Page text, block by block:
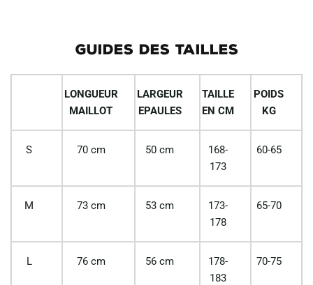
GUIDES DES TAILLES
LONGUEUR
MAILLOT
LARGEUR
EPAULES
TAILLE
EN CM
POIDS
KG
S 70 cm 50 cm
168-
173
60-65
M 73 cm 53 cm
173-
178
65-70
L 76 cm 56 cm
178-
183
70-75